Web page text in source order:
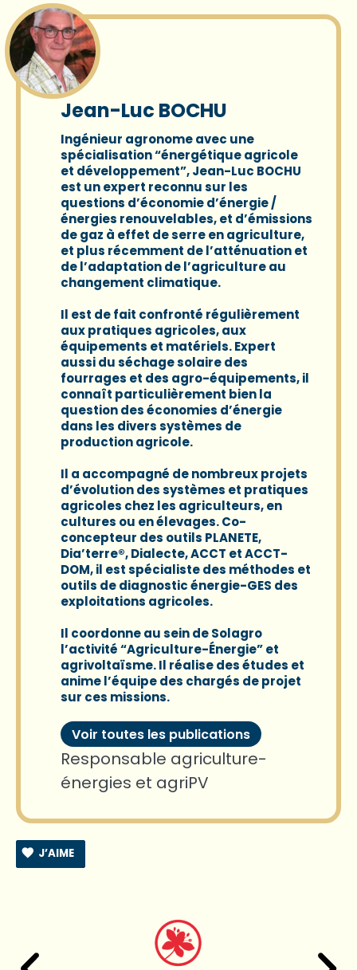
Jean-Luc BOCHU
Ingénieur agronome avec une
spécialisation “énergétique agricole
et développement”,Jean-Luc BOCHU
est un expert reconnu sur les
questions d’économie d’énergie /
énergies renouvelables, et d’émissions
de gaz à effet de serre en agriculture,
et plus récemment de l’atténuation et
de l’adaptation de l’agriculture au
changement climatique.
Il est de fait confronté régulièrement
aux pratiques agricoles, aux
équipements et matériels. Expert
aussi du séchage solaire des
fourrages et des agro-équipements, il
connaît particulièrement bien la
question des économies d’énergie
dans les divers systèmes de
production agricole.
Il a accompagné de nombreux projets
d’évolution des systèmes et pratiques
agricoles chez les agriculteurs, en
cultures ou en élevages. Co-
concepteur des outils PLANETE,
Dia’terre®, Dialecte, ACCT et ACCT-
DOM, il est spécialiste des méthodes et
outils de diagnostic énergie-GES des
exploitations agricoles.
Il coordonne au sein deSolagro
l’activité “Agriculture-Énergie” et
agrivoltaïsme. Il réalise des études et
anime l’équipe des chargés de projet
sur ces missions.
Voir toutes les publications
Responsable agriculture-
énergies et agriPV
J’AIME